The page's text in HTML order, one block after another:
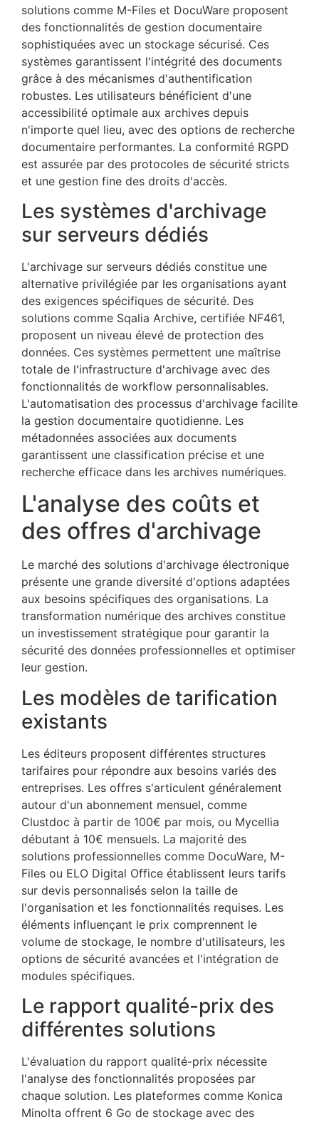
solutions comme M-Files et DocuWare proposent
des fonctionnalités de gestion documentaire
sophistiquées avec un stockage sécurisé. Ces
systèmes garantissent l'intégrité des documents
grâce à des mécanismes d'authentification
robustes. Les utilisateurs bénéficient d'une
accessibilité optimale aux archives depuis
n'importe quel lieu, avec des options de recherche
documentaire performantes. La conformité RGPD
est assurée par des protocoles de sécurité stricts
et une gestion fine des droits d'accès.
Les systèmes d'archivage
sur serveurs dédiés
L'archivage sur serveurs dédiés constitue une
alternative privilégiée par les organisations ayant
des exigences spécifiques de sécurité. Des
solutions comme Sqalia Archive, certifiée NF461,
proposent un niveau élevé de protection des
données. Ces systèmes permettent une maîtrise
totale de l'infrastructure d'archivage avec des
fonctionnalités de workflow personnalisables.
L'automatisation des processus d'archivage facilite
la gestion documentaire quotidienne. Les
métadonnées associées aux documents
garantissent une classification précise et une
recherche efficace dans les archives numériques.
L'analyse des coûts et
des offres d'archivage
Le marché des solutions d'archivage électronique
présente une grande diversité d'options adaptées
aux besoins spécifiques des organisations. La
transformation numérique des archives constitue
un investissement stratégique pour garantir la
sécurité des données professionnelles et optimiser
leur gestion.
Les modèles de tarification
existants
Les éditeurs proposent différentes structures
tarifaires pour répondre aux besoins variés des
entreprises. Les offres s'articulent généralement
autour d'un abonnement mensuel, comme
Clustdoc à partir de 100€ par mois, ou Mycellia
débutant à 10€ mensuels. La majorité des
solutions professionnelles comme DocuWare, M-
Files ou ELO Digital Office établissent leurs tarifs
sur devis personnalisés selon la taille de
l'organisation et les fonctionnalités requises. Les
éléments influençant le prix comprennent le
volume de stockage, le nombre d'utilisateurs, les
options de sécurité avancées et l'intégration de
modules spécifiques.
Le rapport qualité-prix des
différentes solutions
L'évaluation du rapport qualité-prix nécessite
l'analyse des fonctionnalités proposées par
chaque solution. Les plateformes comme Konica
Minolta offrent 6 Go de stockage avec des